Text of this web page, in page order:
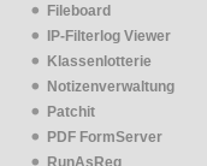
Fileboard
IP-Filterlog Viewer
Klassenlotterie
Notizenverwaltung
Patchit
PDF FormServer
RunAsReg